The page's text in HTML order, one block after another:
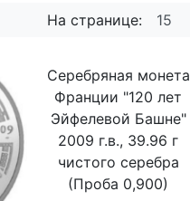
На странице:
Серебряная монета
Франции "120 лет
Эйфелевой Башне"
2009 г.в., 39.96 г
чистого серебра
(Проба 0,900)